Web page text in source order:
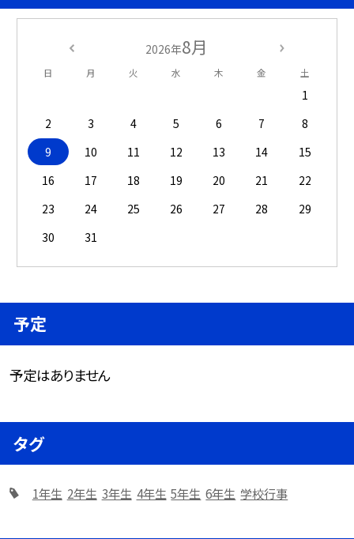
2026年8月
日 月 火 水 木 金 土
1
2
3 4 5 6 7
8
9
10 11 12 13 14
15
16
17 18 19 20 21
22
23
24 25 26 27 28
29
30
31
予定
予定はありません
タグ
1年生 2年生 3年生 4年生 5年生 6年生 学校行事